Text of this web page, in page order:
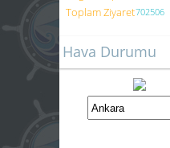
Toplam Ziyaret702506
Hava Durumu